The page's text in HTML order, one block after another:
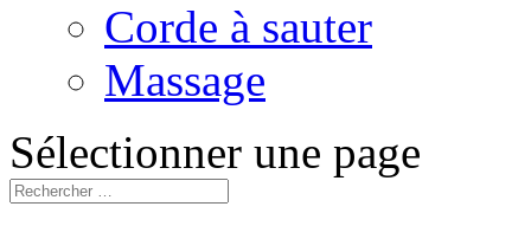
Corde à sauter
Massage
Sélectionner une page